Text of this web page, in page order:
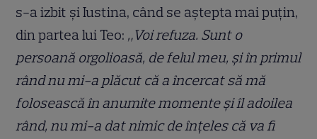
s-a izbit şi Iustina, când se aştepta mai puţin,
din partea lui Teo: „Voi refuza. Sunt o
persoană orgolioasă, de felul meu, şi în primul
rând nu mi-a plăcut că a încercat să mă
folosească în anumite momente şi îl adoilea
rând, nu mi-a dat nimic de înţeles că va fi